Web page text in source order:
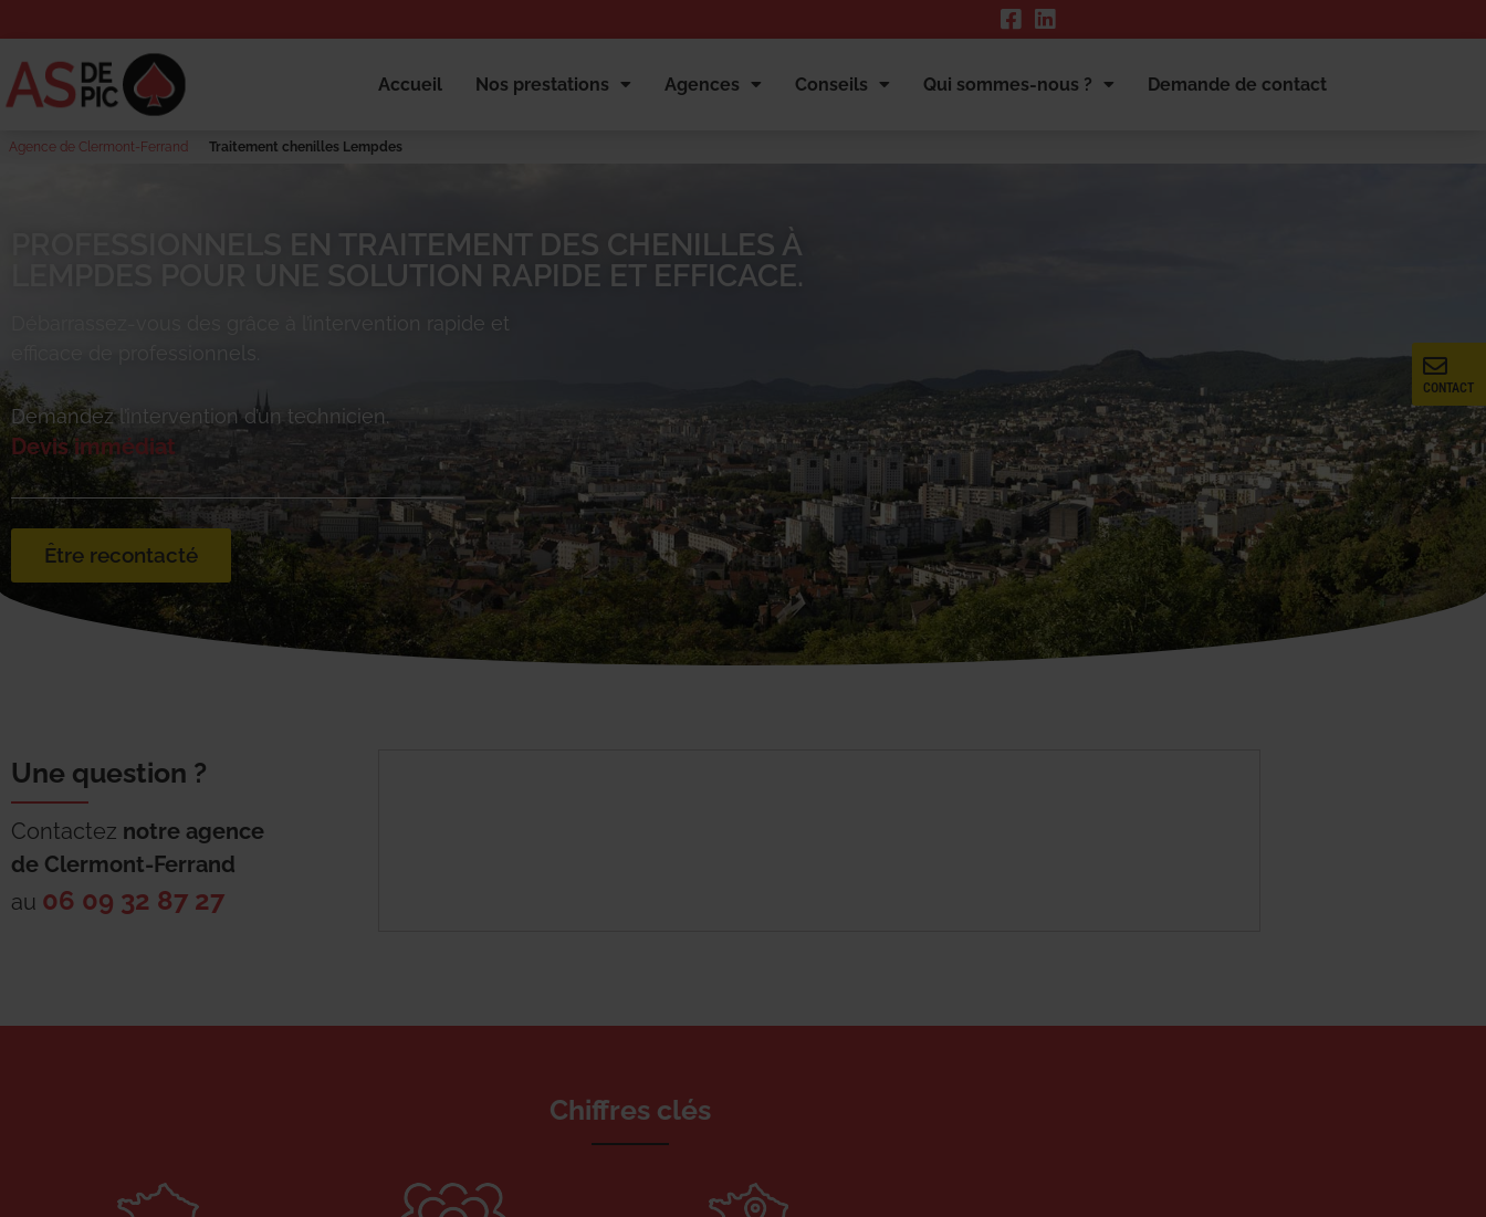
Accueil Nos prestations Agences Conseils Qui sommes-nous ? Demande de contact
Agence de Clermont-Ferrand Traitement chenilles Lempdes
CONTACT
PROFESSIONNELS EN TRAITEMENT DES CHENILLES À
LEMPDES POUR UNE SOLUTION RAPIDE ET EFFICACE.
grâce à l’intervention rapide et
efficace de professionnels.
Demandez l’intervention d’un technicien.
Devis immédiat
Être recontacté
Une question ?
Contactez notre agence
de Clermont-Ferrand
au 06 09 32 87 27
Chiffres clés